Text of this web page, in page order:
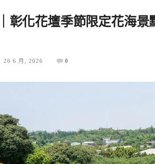
彰化花壇季節限定花海
26 6 月, 2026 0